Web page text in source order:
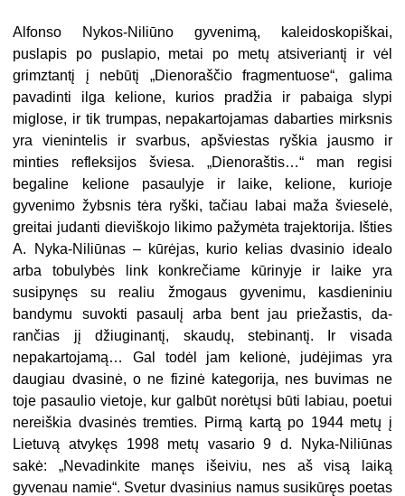
Alfonso Nykos-Niliūno gyvenimą, kaleidoskopiškai,
puslapis po pusla­pio, metai po metų atsiveriantį ir vėl
grimztantį į nebūtį „Dienoraščio fragmentuose“, galima
pavadinti il­ga kelione, kurios pradžia ir pabai­ga slypi
miglose, ir tik trumpas, ne­pakartojamas dabarties mirksnis
yra vienintelis ir svarbus, apšviestas ryškia jausmo ir
minties refleksijos šviesa. „Dienoraštis…“ man regisi
begaline kelione pasaulyje ir laike, kelione, kurioje
gyvenimo žybsnis tėra ryški, tačiau labai maža švie­selė,
greitai judanti dieviškojo likimo pažymėta trajektorija. Išties
A. Nyka-Niliūnas – kūrėjas, kurio kelias dvasinio idealo
arba tobulybės link konkrečiame kūrinyje ir laike yra
susipynęs su realiu žmogaus gyveni­mu, kasdieniniu
bandymu suvokti pasaulį arba bent jau priežastis, da­
rančias jį džiuginantį, skaudų, ste­binantį. Ir visada
nepakartojamą… Gal todėl jam kelionė, judėjimas yra
daugiau dvasinė, o ne fizinė kate­gorija, nes buvimas ne
toje pasaulio vietoje, kur galbūt norėtųsi būti la­biau, poetui
nereiškia dvasinės tremties. Pirmą kartą po 1944 metų į
Lietuvą atvykęs 1998 metų vasario 9 d. Nyka-Niliūnas
sakė: „Nevadin­kite manęs išeiviu, nes aš visą laiką
gyvenau namie“. Svetur dvasinius namus susikūręs poetas